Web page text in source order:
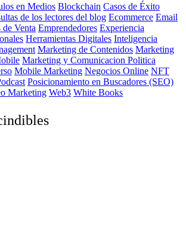
en Medios Blockchain Casos de Éxito
de los lectores del blog Ecommerce Email
Venta Emprendedores Experiencia
Herramientas Digitales Inteligencia
Marketing de Contenidos Marketing
Marketing y Comunicacion Politica
Mobile Marketing Negocios Online NFT
Posicionamiento en Buscadores (SEO)
Marketing Web3 White Books